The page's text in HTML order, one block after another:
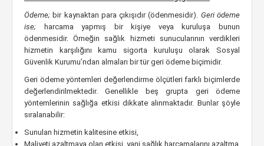
Ödeme; bir kaynaktan para çıkışıdır (ödenmesidir). Geri ödeme
ise;
harcama yapmış bir kişiye veya kuruluşa bunun
ödenmesidir. Örneğin sağlık hizmeti sunucularının verdikleri
hizmetin karşılığını kamu sigorta kuruluşu olarak Sosyal
Güvenlik Kurumu’ndan almaları bir tür geri ödeme biçimidir.
Geri ödeme yöntemleri değerlendirme ölçütleri farklı biçimlerde
değerlendirilmektedir. Genellikle beş grupta geri ödeme
yöntemlerinin sağlığa etkisi dikkate alınmaktadır. Bunlar şöyle
sıralanabilir:
Sunulan hizmetin kalitesine etkisi,
Maliyeti azaltmaya olan etkisi, yani sağlık harcamalarını azaltma